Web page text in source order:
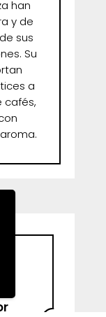
han
y de
sus
Su
a
cafés,